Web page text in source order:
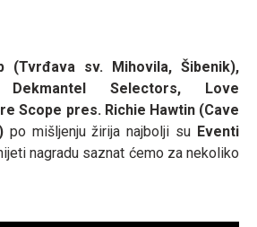
(Tvrđava sv. Mihovila, Šibenik),
Selectors, Love
Scope pres. Richie Hawtin (Cave
po mišljenju žirija najbolji su Eventi
nagradu saznat ćemo za nekoliko